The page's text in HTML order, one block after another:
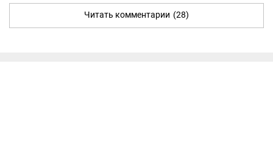
Читать комментарии (28)